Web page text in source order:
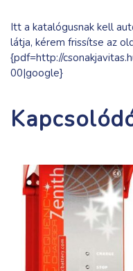
Itt a katalógusnak kell
látja, kérem frissítse az
{pdf=http://
00|google}